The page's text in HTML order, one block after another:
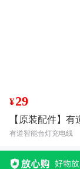
¥29
【原装配件】
有道智能台灯充电线